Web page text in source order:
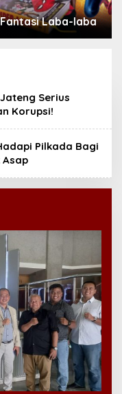
Laba-laba
Serius
Korupsi!
Pilkada Bagi